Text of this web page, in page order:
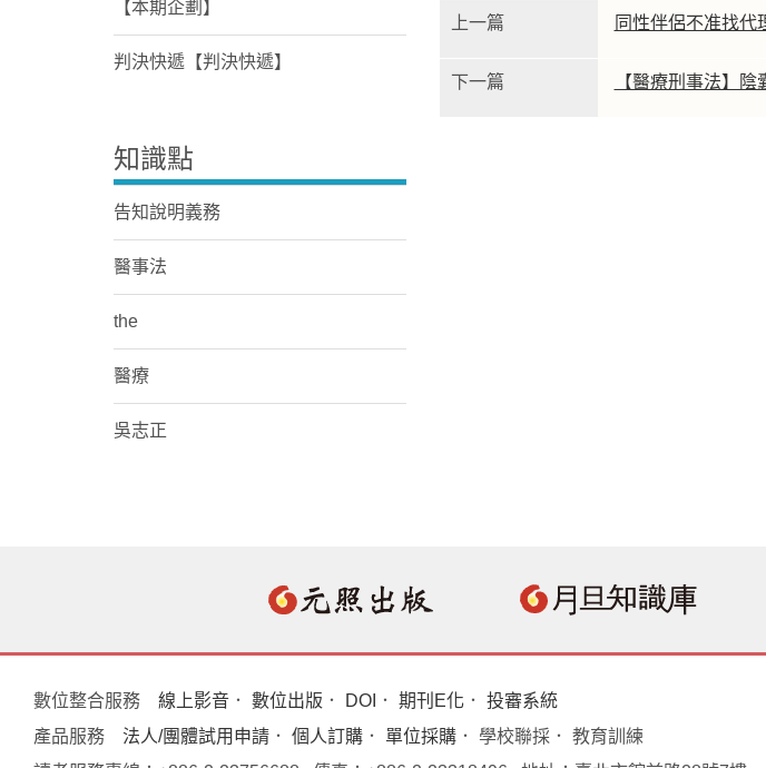
上一篇 同性伴侶不准找代
下一篇 【醫療刑事法】
【本期企劃】
判決快遞【判決快遞】
知識點
告知說明義務
醫事法
the
醫療
吳志正
數位整合服務 線上影音 ． 數位出版 ． DOI ． 期刊E化 ． 投審系統
產品服務
法人/團體試用申請 ． 個人訂購 ． 單位採購 ． 學校聯採． 教育訓練